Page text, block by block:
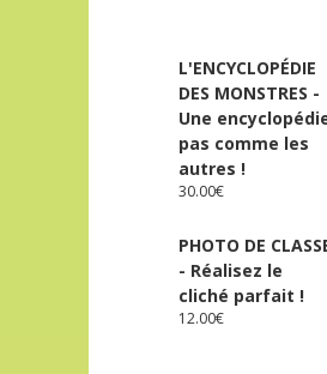
L'ENCYCLOPÉDIE
DES MONSTRES -
Une
pas comme les
autres !
30.00€
PHOTO DE
- Réalisez le
cliché parfait !
12.00€